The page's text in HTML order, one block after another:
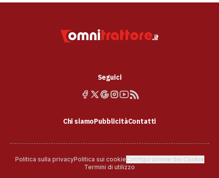
Seguici
Chi siamoPubblicitàContatti
Politica sulla privacyPolitica sui cookieConfigurazione dei Cookie
Termini di utilizzo